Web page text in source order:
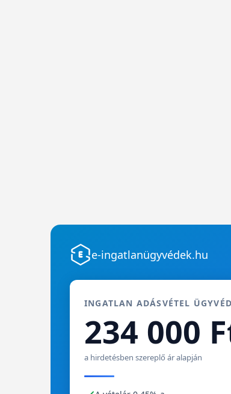
e-ingatlanügyvédek.hu
INGATLAN ADÁSVÉTEL
234 000
a hirdetésben szereplő ár alapján